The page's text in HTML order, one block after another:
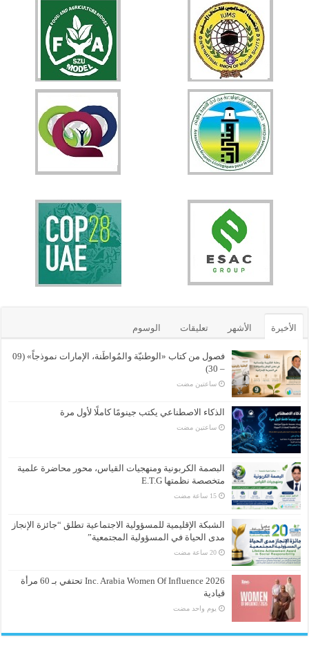
الأخيرة الأشهر تعليقات الوسوم
فصول من كتاب «الوطنيّة والمُواطَنة، الإمارات نموذجاً» (09
– 30)
‏ساعتين مضت
الذكاء الاصطناعي يكتب جينومًا كاملًا لأول مرة
‏ساعتين مضت
البصمة الكربونية ومنهجيات القياس، محور محاضرة علمية
متخصصة نظمتها E.T.G
الشبكة الإقليمية للمسؤولية الاجتماعية تطلق “جائزة الإنجاز
مدى الحياة في المسؤولية المجتمعية”
Inc. Arabia Women Of Influence 2026 تحتفي بـ 60 مرأة
قيادية
‏يوم واحد مضت